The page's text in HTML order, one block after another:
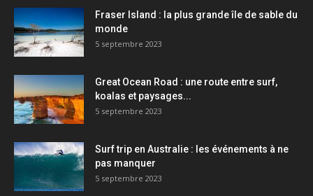
Fraser Island : la plus grande île de sable du
monde
5 septembre 2023
Great Ocean Road : une route entre surf,
koalas et paysages...
5 septembre 2023
Surf trip en Australie : les événements à ne
pas manquer
5 septembre 2023